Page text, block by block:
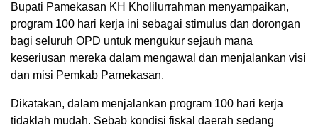
Bupati Pamekasan KH Kholilurrahman menyampaikan,
program 100 hari kerja ini sebagai stimulus dan dorongan
bagi seluruh OPD untuk mengukur sejauh mana
keseriusan mereka dalam mengawal dan menjalankan visi
dan misi Pemkab Pamekasan.
Dikatakan, dalam menjalankan program 100 hari kerja
tidaklah mudah. Sebab kondisi fiskal daerah sedang